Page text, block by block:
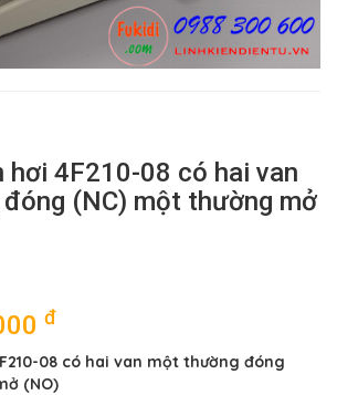
hơi 4F210-08 có hai van
(NC) một thường mở
đ
08 có hai van một thường đóng
(NO)